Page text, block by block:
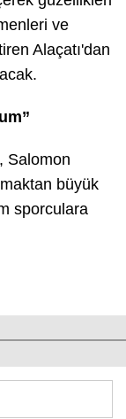
ve
Alaçatı'dan
Salomon
büyük
sporculara